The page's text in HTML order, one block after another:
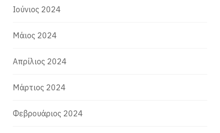
Ιούνιος 2024
Μάιος 2024
Απρίλιος 2024
Μάρτιος 2024
Φεβρουάριος 2024